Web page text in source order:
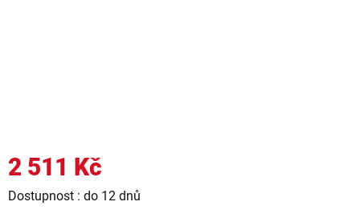
2 511 Kč
Měrná
Dostupnost : do 12 dnů